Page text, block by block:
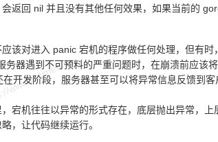
返回 nil 并且没有其他任何效果，如果当前的
该对进入 panic 宕机的程序做任何处理，但有
务器遇到不可预料的严重问题时，在崩溃前应该
开发阶段，服务器甚至可以将异常信息反馈到客
宕机往往以异常的形式存在，底层抛出异常，
，让代码继续运行。